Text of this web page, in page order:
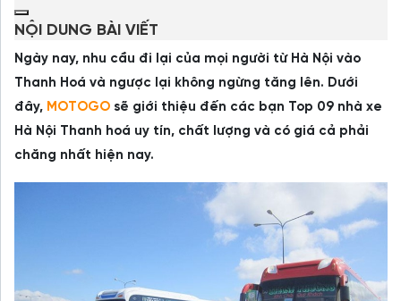
NỘI DUNG BÀI VIẾT
Ngày nay, nhu cầu đi lại của mọi người từ Hà Nội vào
Thanh Hoá và ngược lại không ngừng tăng lên. Dưới
đây, MOTOGO sẽ giới thiệu đến các bạn Top 09 nhà xe
Hà Nội Thanh hoá uy tín, chất lượng và có giá cả phải
chăng nhất hiện nay.